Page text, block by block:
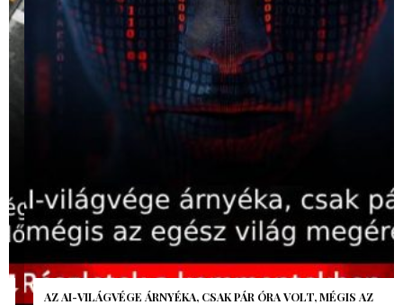
AZ AI-VILÁGVÉGE ÁRNYÉKA, CSAK PÁR ÓRA VOLT, MÉGIS AZ